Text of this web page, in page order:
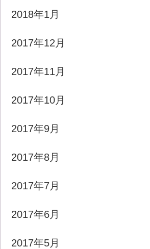
2018年1月
2017年12月
2017年11月
2017年10月
2017年9月
2017年8月
2017年7月
2017年6月
2017年5月